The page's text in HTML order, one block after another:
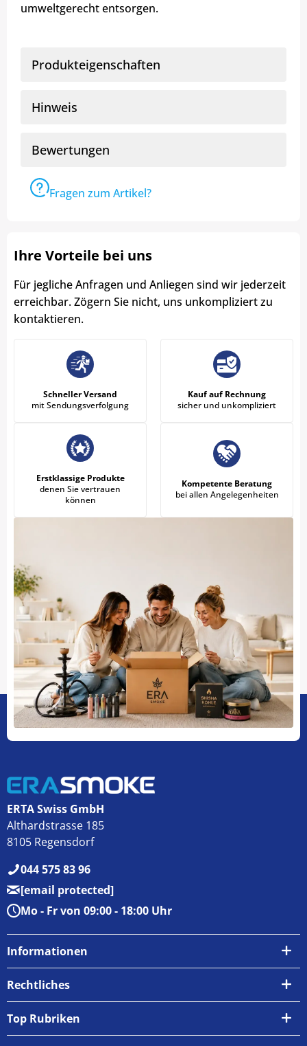
umweltgerecht entsorgen.
Produkteigenschaften
Hinweis
Bewertungen
Fragen zum Artikel?
Ihre Vorteile bei uns
Für jegliche Anfragen und Anliegen sind wir jederzeit
erreichbar. Zögern Sie nicht, uns unkompliziert zu
kontaktieren.
Schneller Versand
mit Sendungsverfolgung
Kauf auf Rechnung
sicher und unkompliziert
Erstklassige Produkte
denen Sie vertrauen
können
Kompetente Beratung
bei allen Angelegenheiten
ERTA Swiss GmbH
Althardstrasse 185
8105 Regensdorf
044 575 83 96
[email protected]
Mo - Fr von 09:00 - 18:00 Uhr
Informationen
Über uns
Zahlungsarten
Rechtliches
AGB
Top Rubriken